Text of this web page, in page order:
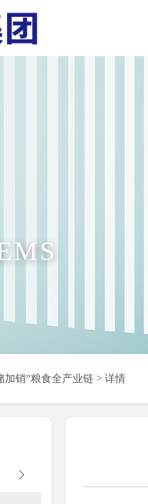
加销”粮食全产业链 > 详情